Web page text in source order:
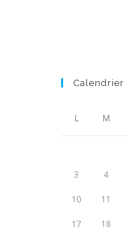
Calendrier
L M
3 4
10 11
17 18